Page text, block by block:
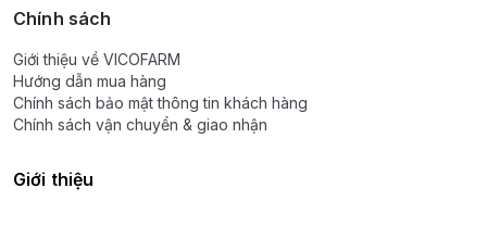
Chính sách
Giới thiệu về VICOFARM
Hướng dẫn mua hàng
Chính sách bảo mật thông tin khách hàng
Chính sách vận chuyển & giao nhận
Giới thiệu